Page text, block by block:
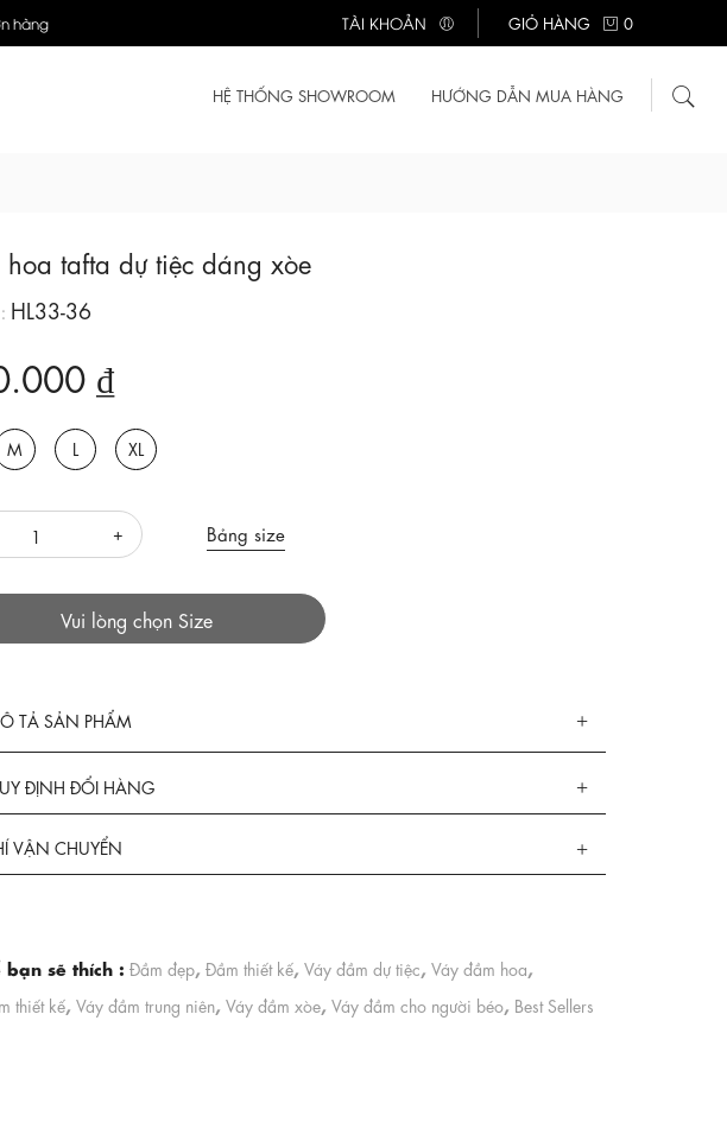
hàng TÀI KHOẢN GIỎ HÀNG 0
HỆ THỐNG SHOWROOM HƯỚNG DẪN MUA HÀNG
tafta dự tiệc dáng xòe
HL33-36
₫
M L XL
Bảng size
Vui lòng chọn Size
TẢ SẢN PHẨM
ĐỊNH ĐỔI HÀNG
VẬN CHUYỂN
bạn sẽ thích : Đầm đẹp, Đầm thiết kế, Váy đầm dự tiệc, Váy đầm hoa,
thiết kế, Váy đầm trung niên, Váy đầm xòe, Váy đầm cho người béo, Best Sellers